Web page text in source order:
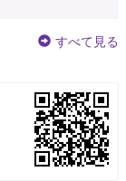
すべて見る